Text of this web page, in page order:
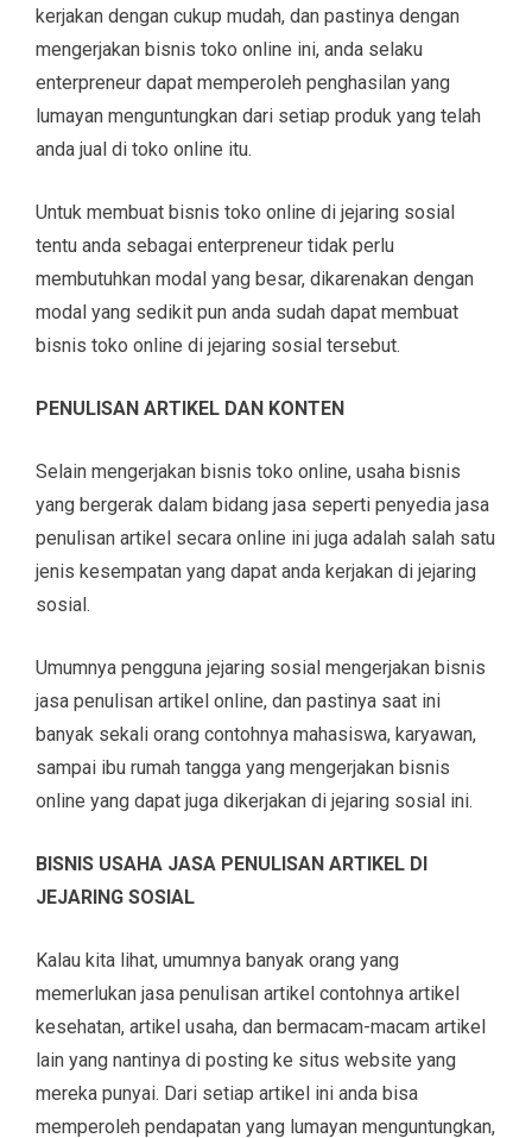
kerjakan dengan cukup mudah, dan pastinya dengan
mengerjakan bisnis toko online ini, anda selaku
enterpreneur dapat memperoleh penghasilan yang
lumayan menguntungkan dari setiap produk yang telah
anda jual di toko online itu.
Untuk membuat bisnis toko online di jejaring sosial
tentu anda sebagai enterpreneur tidak perlu
membutuhkan modal yang besar, dikarenakan dengan
modal yang sedikit pun anda sudah dapat membuat
bisnis toko online di jejaring sosial tersebut.
PENULISAN ARTIKEL DAN KONTEN
Selain mengerjakan bisnis toko online, usaha bisnis
yang bergerak dalam bidang jasa seperti penyedia jasa
penulisan artikel secara online ini juga adalah salah satu
jenis kesempatan yang dapat anda kerjakan di jejaring
sosial.
Umumnya pengguna jejaring sosial mengerjakan bisnis
jasa penulisan artikel online, dan pastinya saat ini
banyak sekali orang contohnya mahasiswa, karyawan,
sampai ibu rumah tangga yang mengerjakan bisnis
online yang dapat juga dikerjakan di jejaring sosial ini.
BISNIS USAHA JASA PENULISAN ARTIKEL DI
JEJARING SOSIAL
Kalau kita lihat, umumnya banyak orang yang
memerlukan jasa penulisan artikel contohnya artikel
kesehatan, artikel usaha, dan bermacam-macam artikel
lain yang nantinya di posting ke situs website yang
mereka punyai. Dari setiap artikel ini anda bisa
memperoleh pendapatan yang lumayan menguntungkan,